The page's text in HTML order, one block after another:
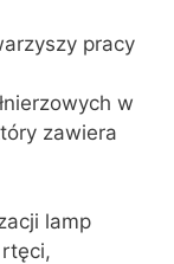
pracy
w
zawiera
lamp